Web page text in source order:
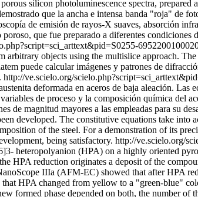
silicon photoluminescence spectra,
que la ancha e intensa banda "roja" de
de emisión de rayos-X suaves, absorción
que fue preparado a diferentes
arbitrary objects using the multislice approach.
puede calcular imágenes y patrones de
http://ve.scielo.org/
deformada en aceros de baja aleación.
de proceso y la composición química del
de magnitud mayores a las empleadas para su
developed. The constitutive equations take
of the steel. For a demonstration of its
being satisfactory. http://ve.scielo.org/
heteropolyanion (HPA) on a highly oriented
HPA reduction originates a deposit of the
IIIa (AFM-EC) showed that after HPA
HPA changed from yellow to a "green-blue"
formed phase depended on both, the number